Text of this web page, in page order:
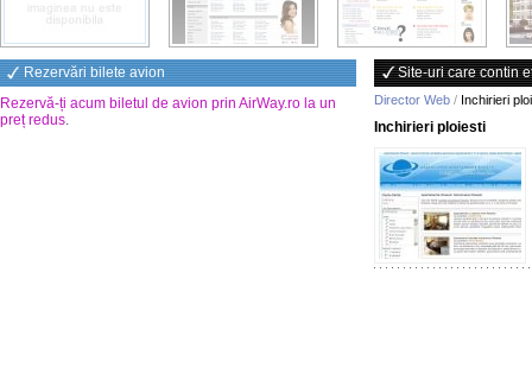
Rezervări bilete avion
Rezervă-ți acum biletul de avion prin AirWay.ro la un
preț redus.
Site-uri care contin
Director Web / Inchirieri
Inchirieri ploiesti